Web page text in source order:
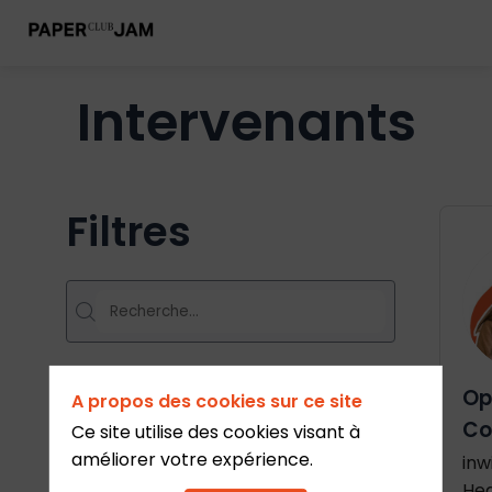
Intervenants
Filtres
A propos des cookies sur ce site
Ce site utilise des cookies visant à
améliorer votre expérience.